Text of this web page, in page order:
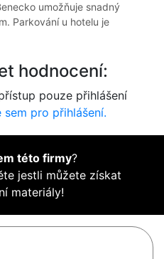
umožňuje snadný
Parkování u hotelu je
hodnocení:
pouze přihlášení
sem pro přihlášení.
této firmy?
jestli můžete získat
materiály!